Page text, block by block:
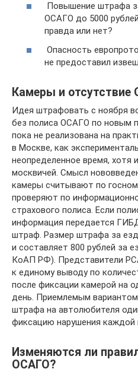
Повышение штрафа
ОСАГО до 5000
правда или нет?
Опасность
не предоставил
Камеры и отсутствие
Идея штрафовать с ноября
без полиса ОСАГО по новым
пока не реализована на
в Москве, как
неопределенное время, хотя
москвичей. Смысл
камеры считывают по
проверяют по
страхового полиса. Если
информация передается
штраф. Размер штрафа за
и составляет 800 рублей за
КоАП РФ). Представители
к единому выводу по
после фиксации камерой на
день. Приемлемым
штрафа на автолюбителя
фиксацию нарушения каждой
Изменяются ли
ОСАГО?